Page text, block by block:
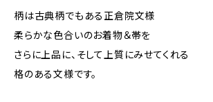
柄は古典柄でもある正倉院文様
柔らかな色合いのお着物＆帯を
さらに上品に、そして上質にみせてくれる
格のある文様です。